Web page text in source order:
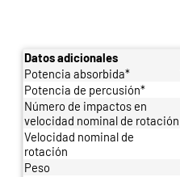
Datos adicionales
Potencia absorbida*
Potencia de percusión*
Número de impactos en
velocidad nominal de rotación
Velocidad nominal de
rotación
Peso